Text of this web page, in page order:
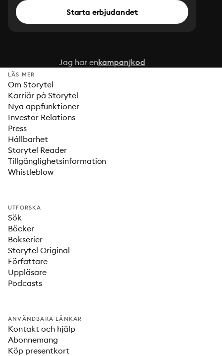
Starta erbjudandet
Jag har enkampanjkod
LÄS MER
Om Storytel
Karriär på Storytel
Nya appfunktioner
Investor Relations
Press
Hållbarhet
Storytel Reader
Tillgänglighetsinformation
Whistleblow
UTFORSKA
Sök
Böcker
Bokserier
Storytel Original
Författare
Uppläsare
Podcasts
ANVÄNDBARA LÄNKAR
Kontakt och hjälp
Abonnemang
Köp presentkort